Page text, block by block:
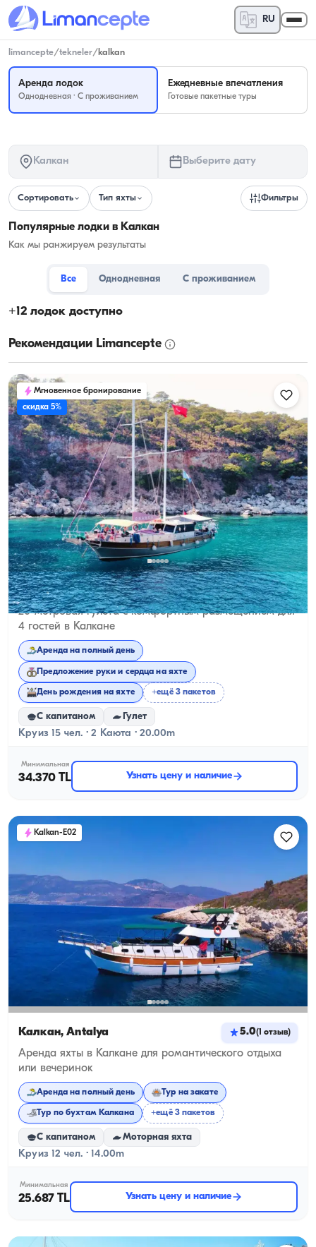
RU
limancepte/tekneler/kalkan
Аренда лодок
Однодневная · С проживанием
Ежедневные впечатления
Готовые пакетные туры
Калкан Выберите дату
Сортировать Тип яхты Фильтры
Популярные лодки в Калкан
Как мы ранжируем результаты
Все Однодневная С проживанием
+12 лодок доступно
Рекомендации Limancepte
Мгновенное бронирование
скидка 5%
Калкан, Antalya Новая лодка
20-метровая гулета с комфортным размещением для
4 гостей в Калкане
Аренда на полный день
Предложение руки и сердца на яхте
День рождения на яхте +ещё 3 пакетов
С капитаном Гулет
Круиз 15 чел. · 2 Каюта · 20.00m
Минимальная
34.370 TL Узнать цену и наличие
Kalkan-E02
Калкан, Antalya 5.0( отзыв)
Аренда яхты в Калкане для романтического отдыха
или вечеринок
Аренда на полный день Тур на закате
Тур по бухтам Калкана +ещё 3 пакетов
С капитаном Моторная яхта
Круиз 12 чел. · 14.00m
Минимальная
25.687 TL Узнать цену и наличие